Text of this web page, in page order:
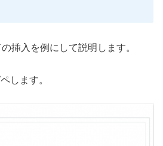
挿入を例にして説明します。
します。